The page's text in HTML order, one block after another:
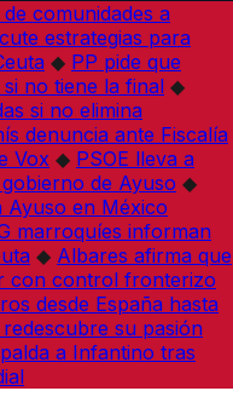
comunidades a
estrategias para
◆ PP pide que
no tiene la final ◆
si no elimina
denuncia ante Fiscalía
Vox ◆ PSOE lleva a
de Ayuso ◆
Ayuso en México
marroquíes informan
◆ Albares afirma que
con control fronterizo
desde España hasta
su pasión
a Infantino tras